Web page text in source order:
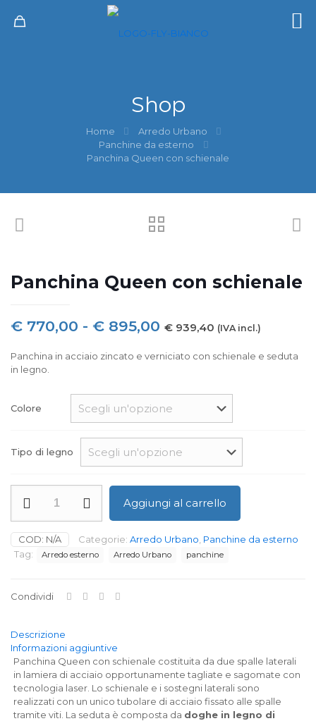
Shop
Home
Arredo Urbano
Panchine da esterno
Panchina Queen con schienale
Panchina Queen con schienale
€ 770,00 - € 895,00 Fascia
€ 770,00
€ 895,00
€ 939,40 (IVA incl.)
Panchina in acciaio zincato e verniciato con schienale e seduta
in legno.
Colore
Tipo di legno
schienale
quantità
Aggiungi al carrello
COD: N/A Categorie: Arredo Urbano Panchine da esterno
Tag:
Arredo esterno Arredo Urbano panchine
Condividi
Descrizione
Informazioni aggiuntive
Panchina Queen con schienale costituita da due spalle laterali
in lamiera di acciaio opportunamente tagliate e sagomate con
tecnologia laser. Lo schienale e i sostegni laterali sono
realizzati con un unico tubolare di acciaio fissato alle spalle
tramite viti. La seduta è composta da doghe in legno di